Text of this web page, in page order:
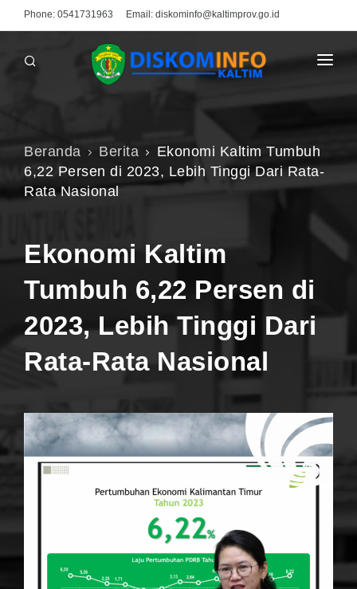
Phone: 0541731963 Email: diskominfo@kaltimprov.go.id
MEDIA CENTER
INFO PUBLIK
UNDUHAN
HUBUNGI KAMI
Beranda Berita
Ekonomi Kaltim Tumbuh
6,22 Persen di 2023, Lebih Tinggi Dari Rata-
Rata Nasional
Ekonomi Kaltim
Tumbuh 6,22 Persen di
2023, Lebih Tinggi Dari
Rata-Rata Nasional